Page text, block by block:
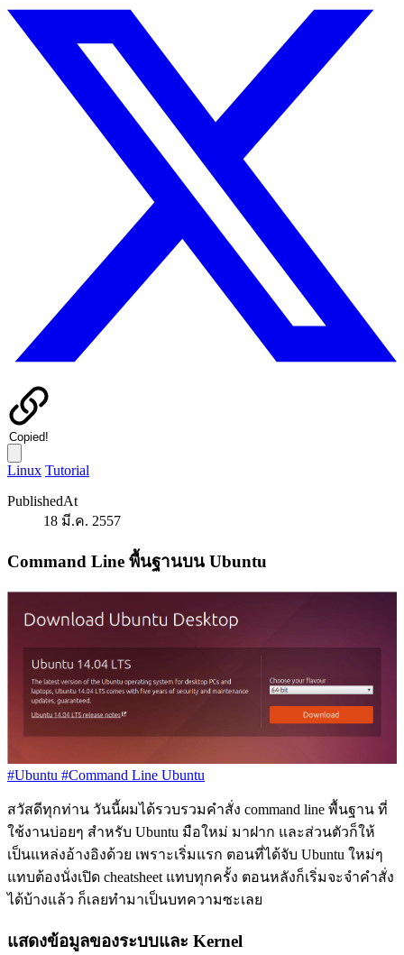
Copied!
Linux Tutorial
PublishedAt
18 มี.ค. 2557
Command Line พื้นฐานบน Ubuntu
#Ubuntu #Command Line Ubuntu
สวัสดีทุกท่าน วันนี้ผมได้รวบรวมคำสั่ง command line พื้นฐาน ที่
ใช้งานบ่อยๆ สำหรับ Ubuntu มือใหม่ มาฝาก และส่วนตัวก็ให้
เป็นแหล่งอ้างอิงด้วย เพราะเริ่มแรก ตอนที่ได้จับ Ubuntu ใหม่ๆ
แทบต้องนั่งเปิด cheatsheet แทบทุกครั้ง ตอนหลังก็เริ่มจะจำคำสั่ง
ได้บ้างแล้ว ก็เลยทำมาเป็นบทความซะเลย
แสดงข้อมูลของระบบและ Kernel